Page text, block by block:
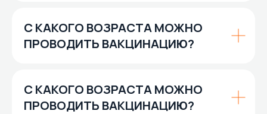
С КАКОГО ВОЗРАСТА МОЖНО
ПРОВОДИТЬ ВАКЦИНАЦИЮ?
С КАКОГО ВОЗРАСТА МОЖНО
ПРОВОДИТЬ ВАКЦИНАЦИЮ?